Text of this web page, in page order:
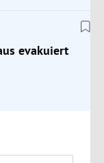
je hatten“
evakuiert